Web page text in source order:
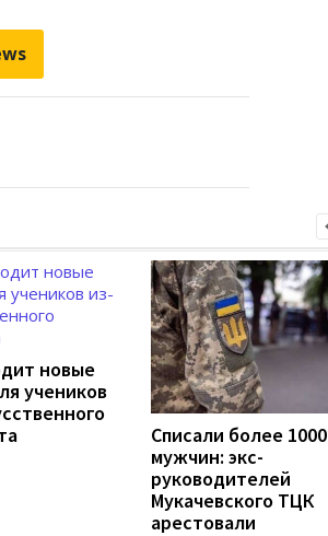
новые
учеников
Списали более 1000
мужчин: экс-
руководителей
Мукачевского ТЦК
арестовали